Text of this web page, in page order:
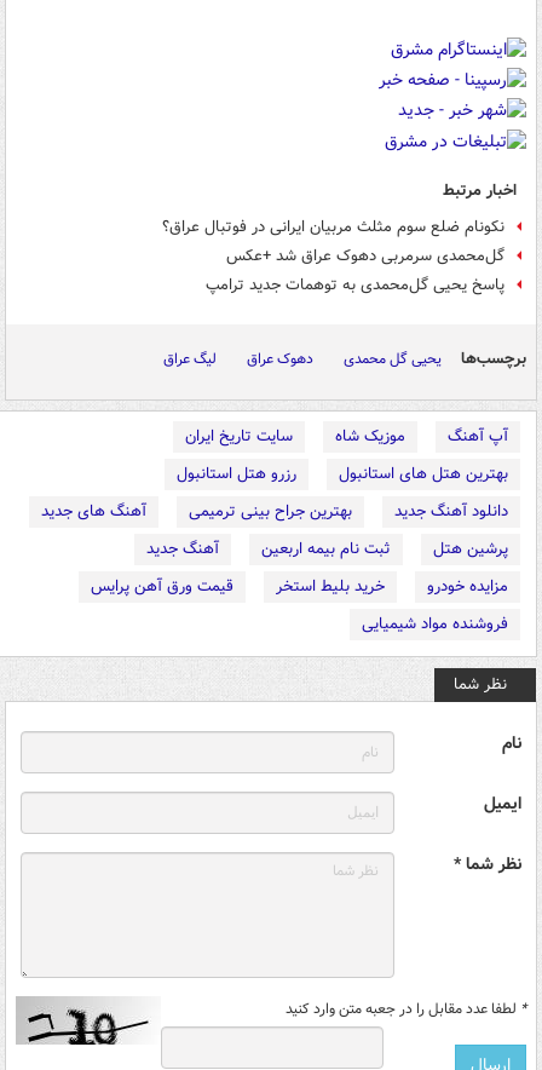
اخبار مرتبط
نکونام ضلع سوم مثلث مربیان ایرانی در فوتبال عراق؟
گل‌محمدی سرمربی دهوک عراق شد +عکس
پاسخ یحیی گل‌محمدی به توهمات جدید ترامپ
برچسب‌ها یحیی گل محمدی دهوک عراق لیگ عراق
آپ آهنگ موزیک شاه
سایت تاریخ ایران
بهترین هتل های استانبول
رزرو هتل استانبول
دانلود آهنگ جدید
بهترین جراح بینی ترمیمی
آهنگ های جدید
پرشین هتل
ثبت نام بیمه اربعین
آهنگ جدید
مزایده خودرو
خرید بلیط استخر
قیمت ورق آهن پرایس
فروشنده مواد شیمیایی
نظر شما
نام
ایمیل
نظر شما *
* لطفا عدد مقابل را در جعبه متن وارد کنید